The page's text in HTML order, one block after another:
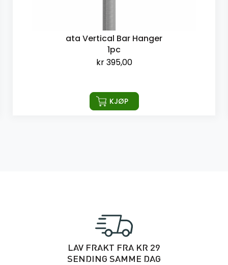
ata Vertical Bar Hanger
1pc
kr395,00
KJØP
LAV FRAKT FRA KR 29
SENDING SAMME DAG